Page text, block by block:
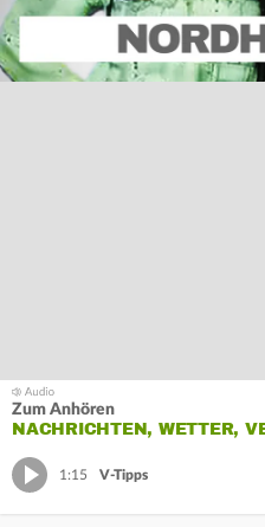
Zum Anhören
NACHRICHTEN, WETTER,
1:15 V-Tipps